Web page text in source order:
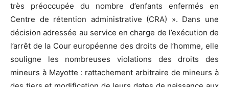
très préoccupée du nombre d’enfants enfermés en
Centre de rétention administrative (CRA) ». Dans une
décision adressée au service en charge de l’exécution de
l’arrêt de la Cour européenne des droits de l’homme, elle
souligne les nombreuses violations des droits des
mineurs à Mayotte : rattachement arbitraire de mineurs à